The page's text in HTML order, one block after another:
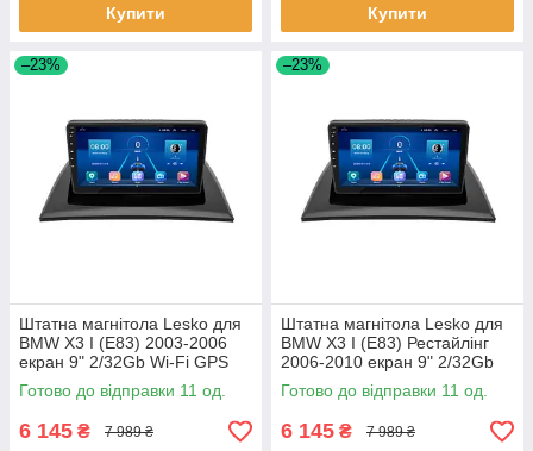
Купити Купити
–23%
Штатна магнітола Lesko для
BMW X3 I (E83) 2003-2006
екран 9" 2/32Gb Wi-Fi GPS
Base 11 шт.
Готово до відправки 11 од.
6 145 ₴ 7 989 ₴
–23%
Штатна магнітола Lesko для
BMW X3 I (E83) Рестайлінг
2006-2010 екран 9" 2/32Gb
Wi-Fi GPS Base 11 шт.
Готово до відправки 11 од.
6 145 ₴ 7 989 ₴